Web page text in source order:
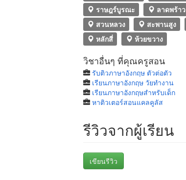
ราษฎร์บูรณะ
ลาดพร้าว
สวนหลวง
สะพานสูง
หลักสี่
ห้วยขวาง
วิชาอื่นๆ ที่คุณครูสอน
รับติวภาษาอังกฤษ ตัวต่อตัว
เรียนภาษาอังกฤษ วัยทํางาน
เรียนภาษาอังกฤษสำหรับเด็ก
หาติวเตอร์สอนแคลคูลัส
รีวิวจากผู้เรียน
เขียนรีวิว